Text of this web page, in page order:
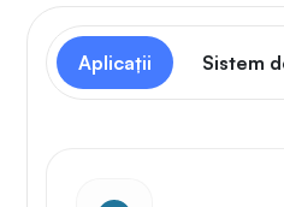
Aplicații Sistem